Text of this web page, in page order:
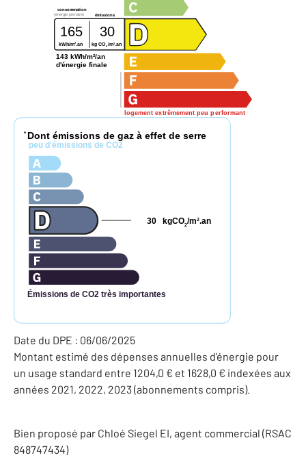
logement extrêmement peu performant
consommation
émissions
(énergie primaire)
165 30
kWh/m2.an kg CO2 /m2 .an
143 kWh/m²/an
d'énergie finale
* Dont émissions de gaz à effet de serre
peu d'émissions de CO2
Émissions de CO2 très importantes
kgCO2/m2.an
30
Date du DPE : 06/06/2025
Montant estimé des dépenses annuelles d'énergie pour
un usage standard entre 1204,0 € et 1628,0 € indexées aux
années 2021, 2022, 2023 (abonnements compris).
Bien proposé par Chloé Siegel EI, agent commercial (RSAC
848747434)